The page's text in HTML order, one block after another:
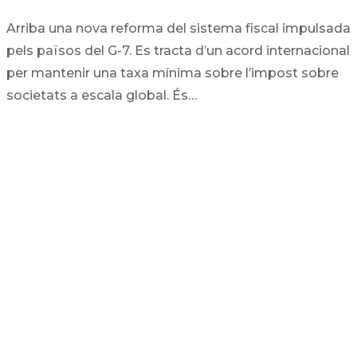
Arriba una nova reforma del sistema fiscal impulsada
pels països del G-7. Es tracta d’un acord internacional
per mantenir una taxa mínima sobre l’impost sobre
societats a escala global. És…